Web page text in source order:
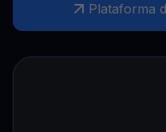
Plataforma